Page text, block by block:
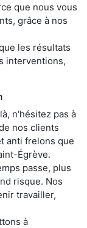
que nous vous
grâce à nos
les résultats
interventions,
n'hésitez pas à
nos clients
anti frelons que
Égrève.
passe, plus
risque. Nos
travailler,
à